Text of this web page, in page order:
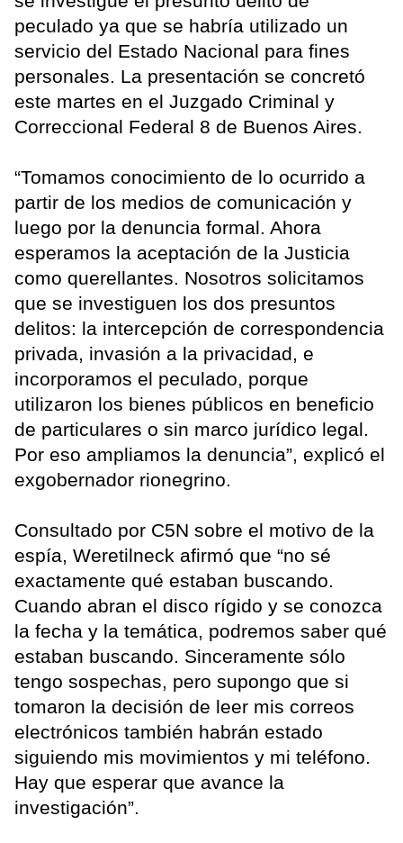
peculado ya que se habría utilizado un
servicio del Estado Nacional para fines
personales. La presentación se concretó
este martes en el Juzgado Criminal y
Correccional Federal 8 de Buenos Aires.
“Tomamos conocimiento de lo ocurrido a
partir de los medios de comunicación y
luego por la denuncia formal. Ahora
esperamos la aceptación de la Justicia
como querellantes. Nosotros solicitamos
que se investiguen los dos presuntos
delitos: la intercepción de correspondencia
privada, invasión a la privacidad, e
incorporamos el peculado, porque
utilizaron los bienes públicos en beneficio
de particulares o sin marco jurídico legal.
Por eso ampliamos la denuncia”, explicó el
exgobernador rionegrino.
Consultado por C5N sobre el motivo de la
espía, Weretilneck afirmó que “no sé
exactamente qué estaban buscando.
Cuando abran el disco rígido y se conozca
la fecha y la temática, podremos saber qué
estaban buscando. Sinceramente sólo
tengo sospechas, pero supongo que si
tomaron la decisión de leer mis correos
electrónicos también habrán estado
siguiendo mis movimientos y mi teléfono.
Hay que esperar que avance la
investigación”.